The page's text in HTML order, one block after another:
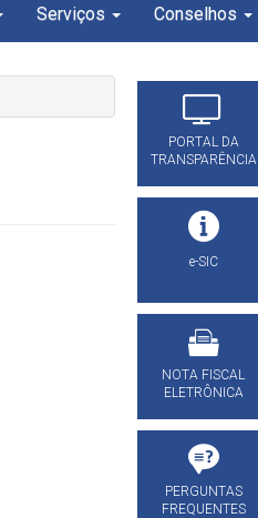
Serviços Conselhos
PORTAL DA
TRANSPARÊNCIA
e-SIC
NOTA FISCAL
ELETRÔNICA
PERGUNTAS
FREQUENTES